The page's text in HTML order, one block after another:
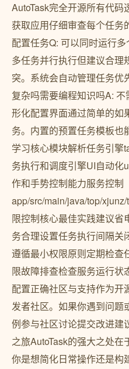
AutoTask完全开源所有代
获取应用仔细审查每个任务
配置任务Q: 可以同时运行
多任务并行执行但建议合理
突。系统会自动管理任务优
复杂吗需要编程知识吗A:
形化配置界面通过简单的如
务。内置的预置任务模板也
学习核心模块解析任务引擎
务执行和调度引擎UI自动化
作和手势控制能力服务控制
app/src/main/java/top/
限控制核心最佳实践建议省
务合理设置任务执行间隔关
遵循最小权限原则定期检查
限故障排查检查服务运行状
配置正确社区与支持作为开
发者社区。如果你遇到问题
例参与社区讨论提交改进建
之旅AutoTask的强大之处
你是想简化日常操作还是构